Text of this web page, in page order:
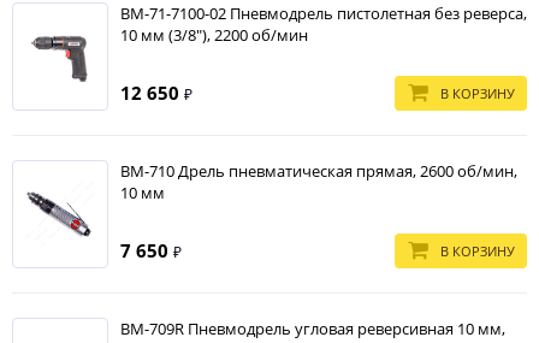
BM-71-7100-02 Пневмодрель пистолетная без реверса,
10 мм (3/8"), 2200 об/мин
12 650 ₽ В КОРЗИНУ
BM-710 Дрель пневматическая прямая, 2600 об/мин,
10 мм
7 650 ₽ В КОРЗИНУ
BM-709R Пневмодрель угловая реверсивная 10 мм,